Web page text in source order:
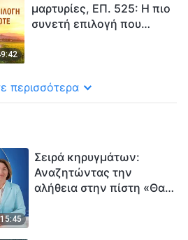
μαρτυρίες, ΕΠ. 525: Η πιο
συνετή επιλογή που
περισσότερα
15:45
Σειρά κηρυγμάτων:
Αναζητώντας την
αλήθεια στην πίστη «Θα